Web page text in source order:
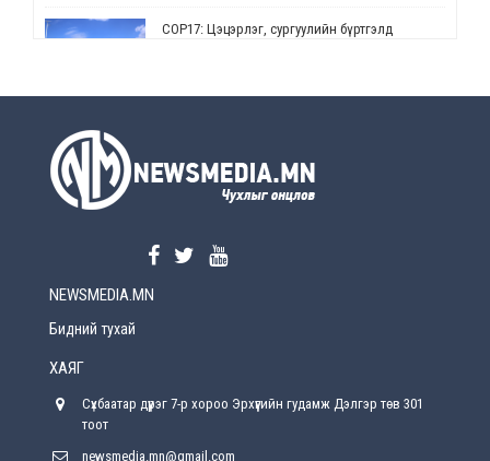
СОР17: Цэцэрлэг, сургуулийн бүртгэлд
2026-08-5
2026-08-5
хүрсэн өгөөжөөрөө ажлаа үнэлж, хэрэгжилтээ
NEWSMEDIA.MN
Бидний тухай
ХАЯГ
Сүхбаатар дүүрэг 7-р хороо Эрхүүгийн гудамж Дэлгэр төв 301
тоот
newsmedia.mn@gmail.com